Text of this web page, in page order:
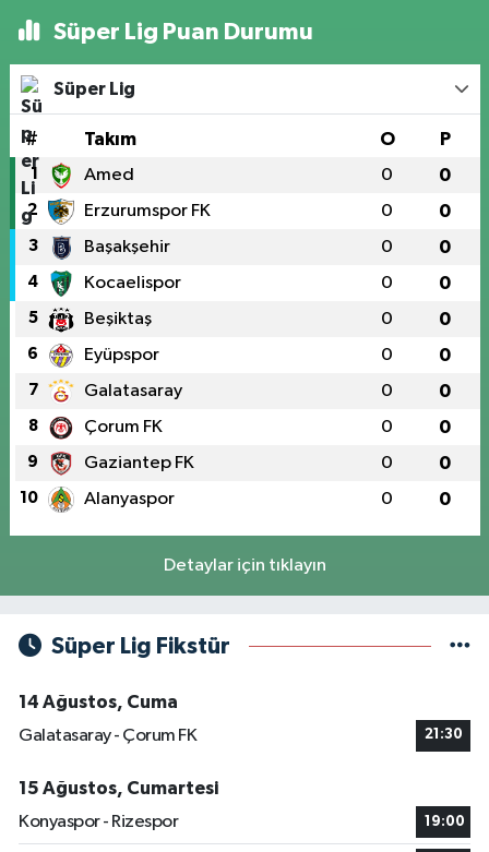
Süper Lig Puan Durumu
Süper Lig
# Takım O P
1 Amed 0 0
2 Erzurumspor FK 0 0
3 Başakşehir 0 0
4 Kocaelispor 0 0
5 Beşiktaş 0 0
6 Eyüpspor 0 0
7 Galatasaray 0 0
8 Çorum FK 0 0
9 Gaziantep FK 0 0
10 Alanyaspor 0 0
Detaylar için tıklayın
Süper Lig Fikstür
14 Ağustos, Cuma
Galatasaray - Çorum FK
21:30
15 Ağustos, Cumartesi
Konyaspor - Rizespor
19:00